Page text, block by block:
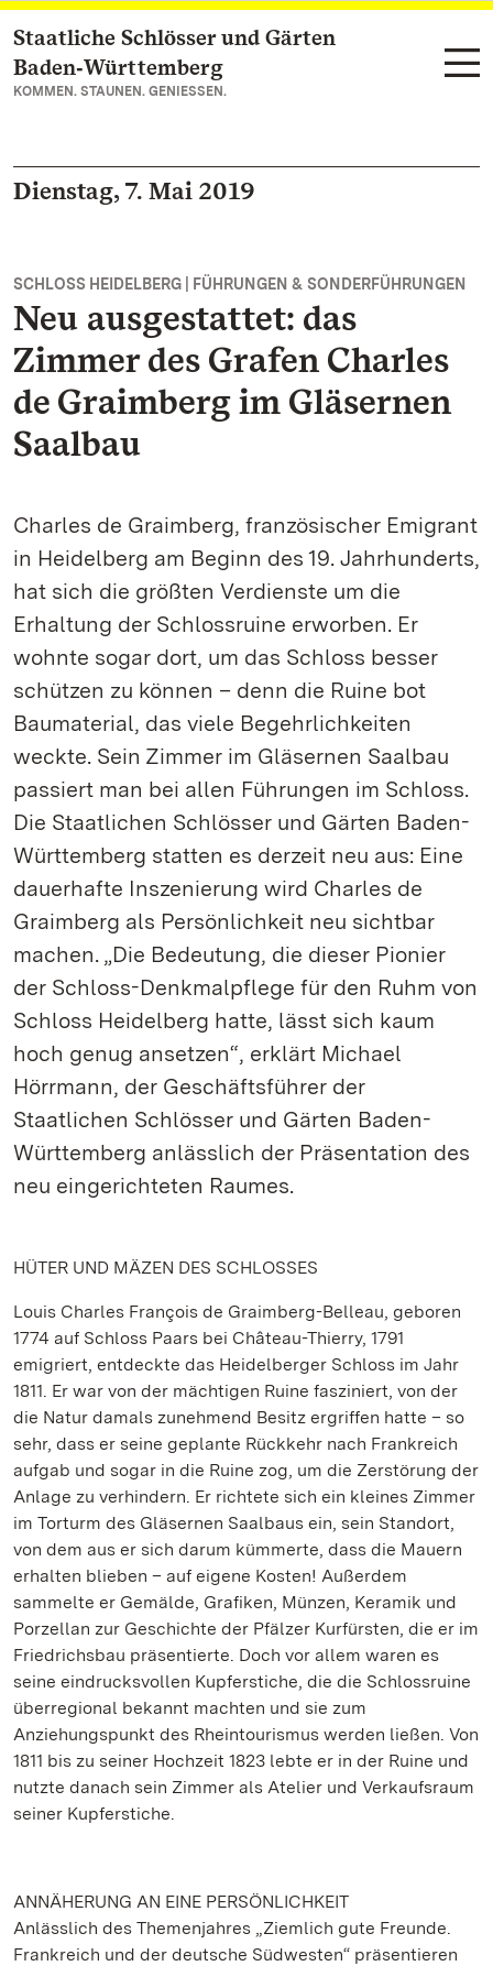
Zum Hauptinhalt springen
Staatliche Schlösser und Gärten
Baden‑Württemberg
KOMMEN. STAUNEN. GENIESSEN.
Dienstag, 7. Mai 2019
SCHLOSS HEIDELBERG | FÜHRUNGEN & SONDERFÜHRUNGEN
Neu ausgestattet: das
Zimmer des Grafen Charles
de Graimberg im Gläsernen
Saalbau
Charles de Graimberg, französischer Emigrant
in Heidelberg am Beginn des 19. Jahrhunderts,
hat sich die größten Verdienste um die
Erhaltung der Schlossruine erworben. Er
wohnte sogar dort, um das Schloss besser
schützen zu können – denn die Ruine bot
Baumaterial, das viele Begehrlichkeiten
weckte. Sein Zimmer im Gläsernen Saalbau
passiert man bei allen Führungen im Schloss.
Die Staatlichen Schlösser und Gärten Baden-
Württemberg statten es derzeit neu aus: Eine
dauerhafte Inszenierung wird Charles de
Graimberg als Persönlichkeit neu sichtbar
machen. „Die Bedeutung, die dieser Pionier
der Schloss-Denkmalpflege für den Ruhm von
Schloss Heidelberg hatte, lässt sich kaum
hoch genug ansetzen“, erklärt Michael
Hörrmann, der Geschäftsführer der
Staatlichen Schlösser und Gärten Baden-
Württemberg anlässlich der Präsentation des
neu eingerichteten Raumes.
HÜTER UND MÄZEN DES SCHLOSSES
Louis Charles François de Graimberg-Belleau, geboren
1774 auf Schloss Paars bei Château-Thierry, 1791
emigriert, entdeckte das Heidelberger Schloss im Jahr
1811. Er war von der mächtigen Ruine fasziniert, von der
die Natur damals zunehmend Besitz ergriffen hatte – so
sehr, dass er seine geplante Rückkehr nach Frankreich
aufgab und sogar in die Ruine zog, um die Zerstörung der
Anlage zu verhindern. Er richtete sich ein kleines Zimmer
im Torturm des Gläsernen Saalbaus ein, sein Standort,
von dem aus er sich darum kümmerte, dass die Mauern
erhalten blieben – auf eigene Kosten! Außerdem
sammelte er Gemälde, Grafiken, Münzen, Keramik und
Porzellan zur Geschichte der Pfälzer Kurfürsten, die er im
Friedrichsbau präsentierte. Doch vor allem waren es
seine eindrucksvollen Kupferstiche, die die Schlossruine
überregional bekannt machten und sie zum
Anziehungspunkt des Rheintourismus werden ließen. Von
1811 bis zu seiner Hochzeit 1823 lebte er in der Ruine und
nutzte danach sein Zimmer als Atelier und Verkaufsraum
seiner Kupferstiche.
ANNÄHERUNG AN EINE PERSÖNLICHKEIT
Anlässlich des Themenjahres „Ziemlich gute Freunde.
Frankreich und der deutsche Südwesten“ präsentieren